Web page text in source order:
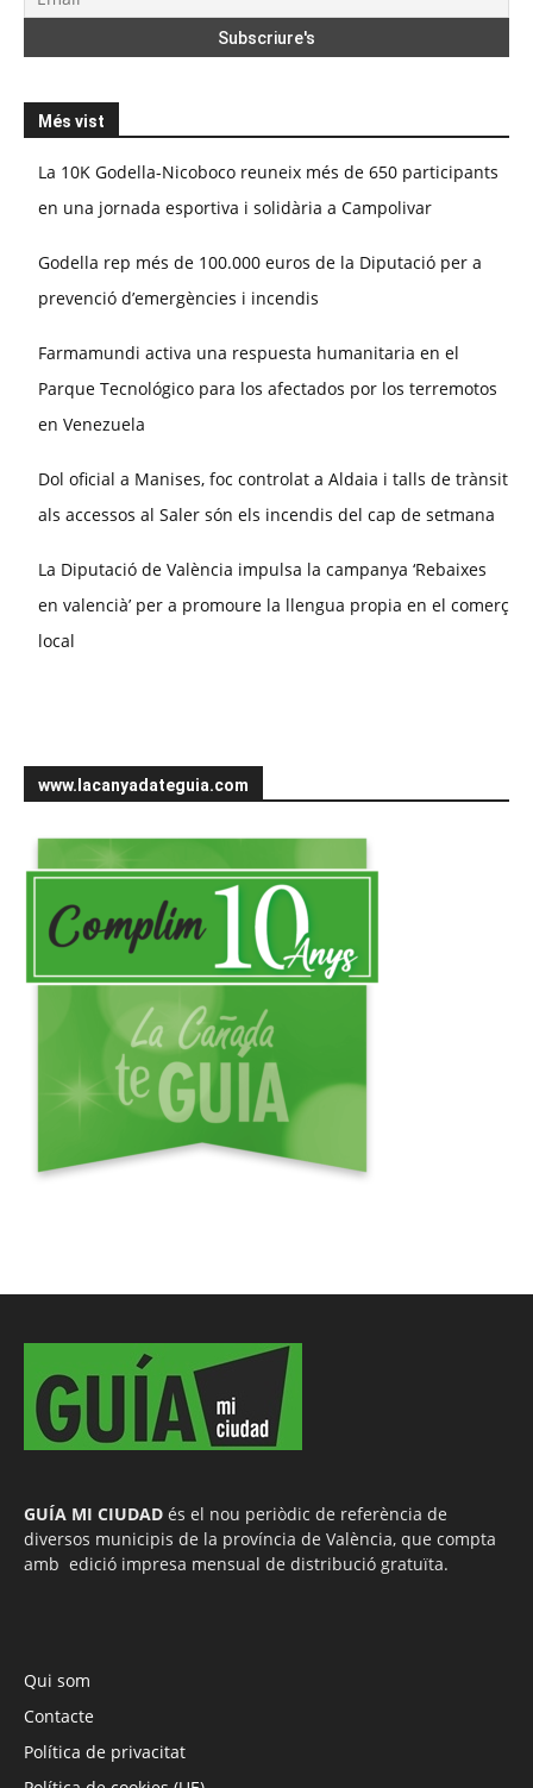
Més vist
La 10K Godella-Nicoboco reuneix més de 650 participants
en una jornada esportiva i solidària a Campolivar
Godella rep més de 100.000 euros de la Diputació per a
prevenció d’emergències i incendis
Farmamundi activa una respuesta humanitaria en el
Parque Tecnológico para los afectados por los terremotos
en Venezuela
Dol oficial a Manises, foc controlat a Aldaia i talls de trànsit
als accessos al Saler són els incendis del cap de setmana
La Diputació de València impulsa la campanya ‘Rebaixes
en valencià’ per a promoure la llengua propia en el comerç
local
www.lacanyadateguia.com
GUÍA MI CIUDAD és el nou periòdic de referència de
diversos municipis de la província de València, que compta
amb edició impresa mensual de distribució gratuïta.
Qui som
Contacte
Política de privacitat